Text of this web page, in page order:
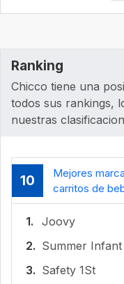
Ranking
Chicco tiene una
todos sus rankings,
nuestras
10
Mejores
carritos de
1. Joovy
2. Summer Infant
3. Safety 1St